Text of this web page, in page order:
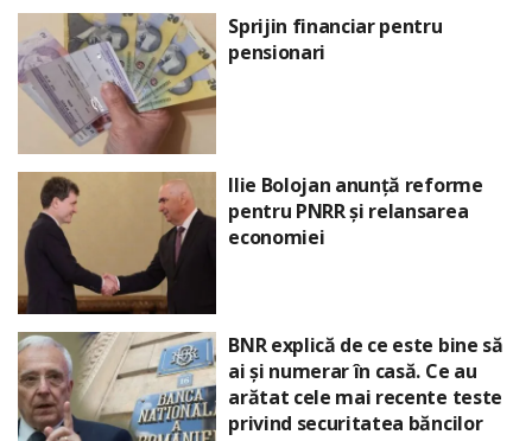
Sprijin financiar pentru
pensionari
Ilie Bolojan anunță reforme
pentru PNRR și relansarea
economiei
BNR explică de ce este bine să
ai și numerar în casă. Ce au
arătat cele mai recente teste
privind securitatea băncilor